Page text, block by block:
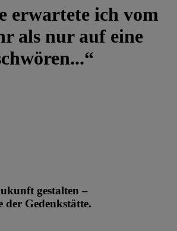
erwartete ich vom
als nur auf eine
gestalten –
der Gedenkstätte.